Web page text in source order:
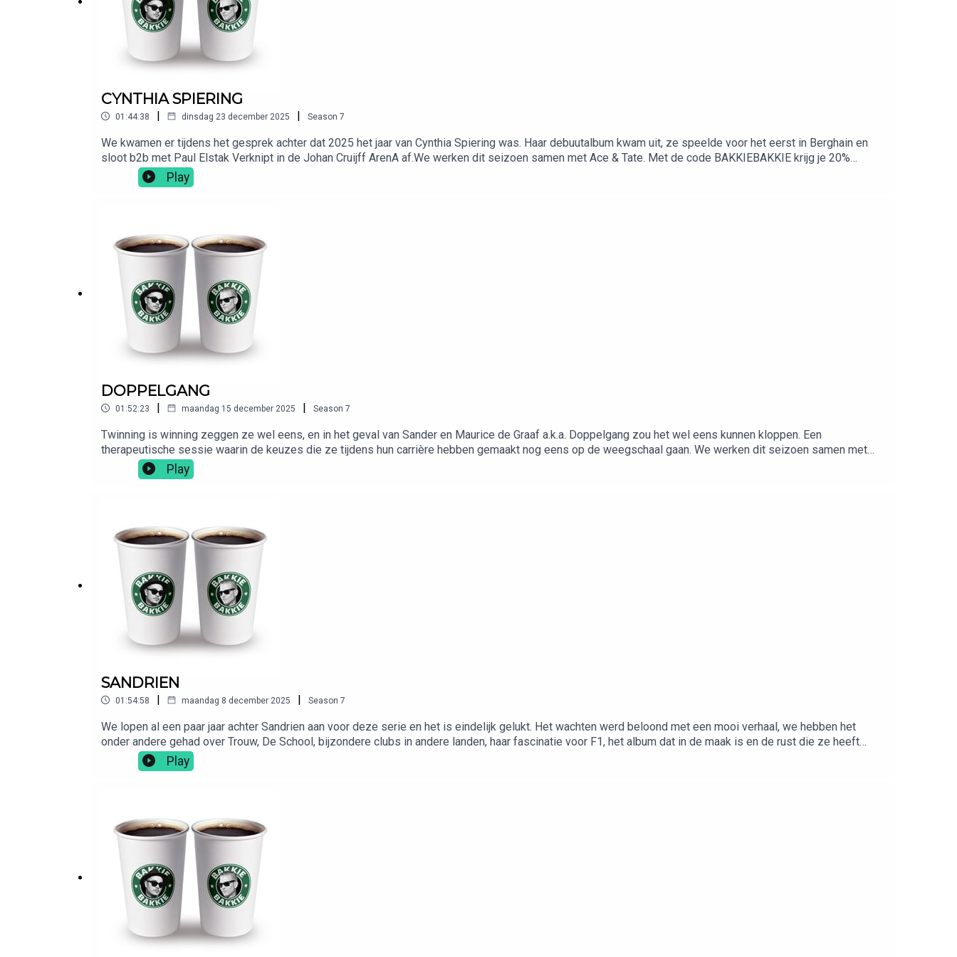
CYNTHIA SPIERING
01:44:38 | dinsdag 23 december 2025 | Season 7
We kwamen er tijdens het gesprek achter dat 2025 het jaar van Cynthia Spiering was. Haar debuutalbum kwam uit, ze speelde voor het eerst in Berghain en
sloot b2b met Paul Elstak Verknipt in de Johan Cruijff ArenA af.We werken dit seizoen samen met Ace & Tate. Met de code BAKKIEBAKKIE krijg je 20%
korting op een bril of zonnebril naar keuze op aceandtate.com en in de winkels.
Play
DOPPELGANG
01:52:23 | maandag 15 december 2025 | Season 7
Twinning is winning zeggen ze wel eens, en in het geval van Sander en Maurice de Graaf a.k.a. Doppelgang zou het wel eens kunnen kloppen. Een
therapeutische sessie waarin de keuzes die ze tijdens hun carrière hebben gemaakt nog eens op de weegschaal gaan. We werken dit seizoen samen met
Ace & Tate. Met de code BAKKIEBAKKIE krijg je 20% korting op een bril of zonnebril naar keuze op aceandtate.com en in de winkels.
Play
SANDRIEN
01:54:58 | maandag 8 december 2025 | Season 7
We lopen al een paar jaar achter Sandrien aan voor deze serie en het is eindelijk gelukt. Het wachten werd beloond met een mooi verhaal, we hebben het
onder andere gehad over Trouw, De School, bijzondere clubs in andere landen, haar fascinatie voor F1, het album dat in de maak is en de rust die ze heeft
gevonden in Spanje.We werken dit seizoen samen met Ace & Tate. Met de code BAKKIEBAKKIE krijg je 20% korting op een bril of zonnebril naar keuze op
aceandtate.com en in de winkels.
Play